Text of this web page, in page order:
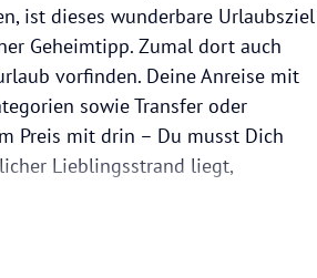
ist dieses wunderbare Urlaubsziel
Geheimtipp. Zumal dort auch
vorfinden. Deine Anreise mit
sowie Transfer oder
Preis mit drin – Du musst Dich
Lieblingsstrand liegt,
um die 40 000 Menschen